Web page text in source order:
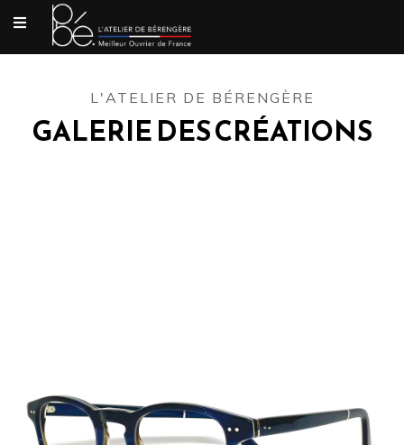
L'ATELIER DE BÉRENGÈRE
GALERIE DES CRÉATIONS